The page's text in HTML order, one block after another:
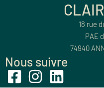
18 rue
PAE
74940
Nous suivre